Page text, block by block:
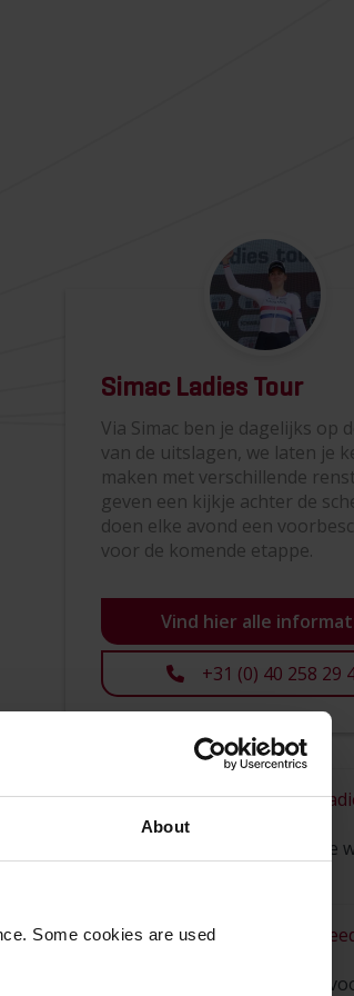
About
Some cookies are used
Simac Ladies Tour
Via Simac ben je dagelijks op
van de uitslagen, we laten je
maken met verschillende
geven een kijkje achter de
doen elke avond een
voor de komende etappe.
Vind hier alle
+31 (0) 40 258 29
Wiebes wint Simac
Leuven
"Wiebes kreeg wat ze
Wiebes wint haar
Ook de 2e etappe is